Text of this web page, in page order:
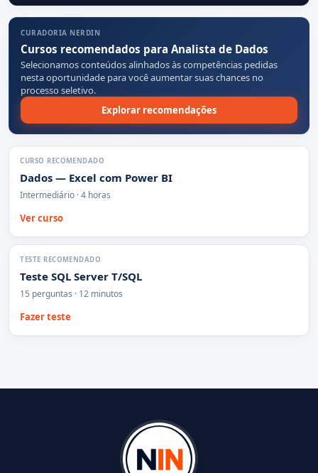
CURADORIA NERDIN
Cursos recomendados para Analista de Dados
Selecionamos conteúdos alinhados às competências pedidas
nesta oportunidade para você aumentar suas chances no
processo seletivo.
Explorar recomendações
CURSO RECOMENDADO
Dados — Excel com Power BI
Intermediário · 4 horas
Ver curso
TESTE RECOMENDADO
Teste SQL Server T/SQL
15 perguntas · 12 minutos
Fazer teste